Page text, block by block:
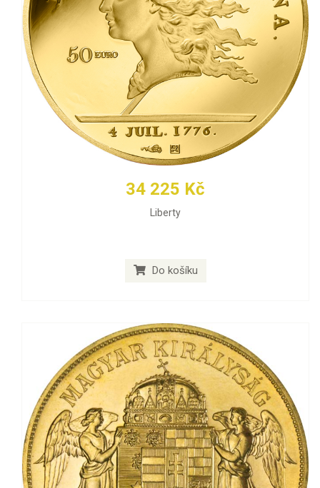
34 225 Kč
Liberty
Do košíku